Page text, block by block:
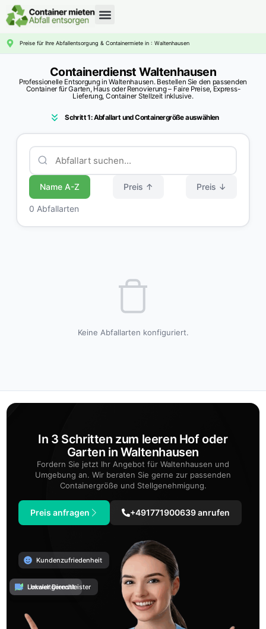
Preise für Ihre Abfallentsorgung & Containermiete in : Waltenhausen
Containerdienst Waltenhausen
Professionelle Entsorgung in Waltenhausen. Bestellen Sie den passenden
Container für Garten, Haus oder Renovierung – Faire Preise, Express-
Lieferung, Container Stellzeit inklusive.
Schritt 1: Abfallart und Containergröße auswählen
Name A-Z Preis ↑ Preis ↓
0 Abfallarten
Keine Abfallarten konfiguriert.
In 3 Schritten zum leeren Hof oder
Garten in Waltenhausen
Fordern Sie jetzt Ihr Angebot für Waltenhausen und
Umgebung an. Wir beraten Sie gerne zur passenden
Containergröße und Stellgenehmigung.
Preis anfragen +491771900639 anrufen
Kundenzufriedenheit
Umweltgerecht
Lokaler Dienstleister